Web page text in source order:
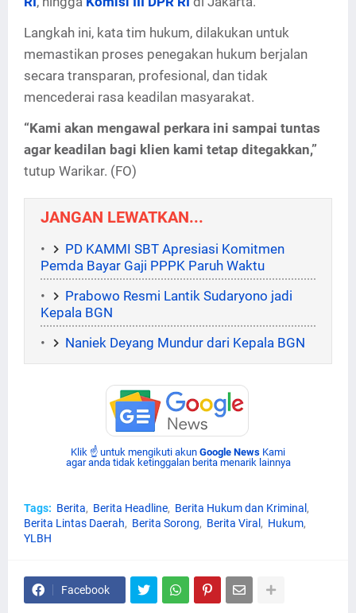
Langkah ini, kata tim hukum, dilakukan untuk
memastikan proses penegakan hukum berjalan
secara transparan, profesional, dan tidak
mencederai rasa keadilan masyarakat.
“Kami akan mengawal perkara ini sampai tuntas
agar keadilan bagi klien kami tetap ditegakkan,”
tutup Warikar. (FO)
JANGAN LEWATKAN...
PD KAMMI SBT Apresiasi Komitmen
Pemda Bayar Gaji PPPK Paruh Waktu
Prabowo Resmi Lantik Sudaryono jadi
Kepala BGN
Naniek Deyang Mundur dari Kepala BGN
Klik ☝ untuk mengikuti akun Google News Kami
agar anda tidak ketinggalan berita menarik lainnya
Tags: Berita Berita Headline
Berita Hukum dan Kriminal
Berita Lintas Daerah
Berita Sorong Berita Viral
Hukum
YLBH
Facebook